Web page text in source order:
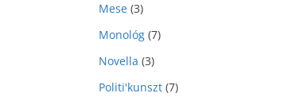
Mese (3)
Monológ (7)
Novella (3)
Politi'kunszt (7)